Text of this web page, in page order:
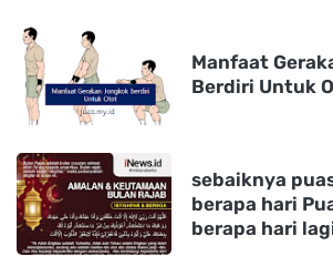
Manfaat
Berdiri Untuk
sebaiknya
berapa hari
berapa hari